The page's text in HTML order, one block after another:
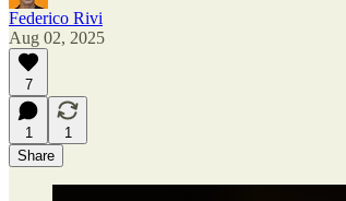
Federico Rivi
Aug 02, 2025
7
1
1
Share